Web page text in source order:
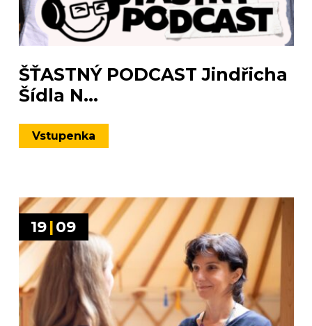
ŠŤASTNÝ PODCAST Jindřicha
Šídla N...
Vstupenka
19|09